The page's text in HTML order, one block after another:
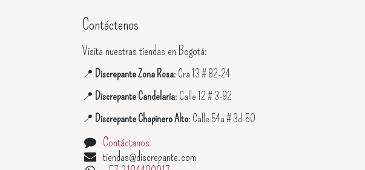
Contáctenos
Visita nuestras tiendas en Bogotá:
📍 Discrepante Zona Rosa: Cra 13 # 82-24
📍 Discrepante Candelaria: Calle 12 # 3-92
📍 Discrepante Chapinero Alto: Calle 54a # 3d-50
Contáctanos
tiendas@discrepante.com